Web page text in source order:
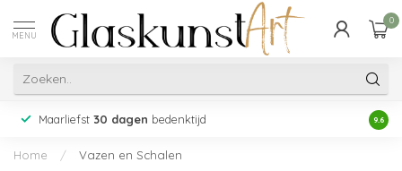
MENU
0
Maarliefst 30 dagen bedenktijd 9.6
Home / Vazen en Schalen